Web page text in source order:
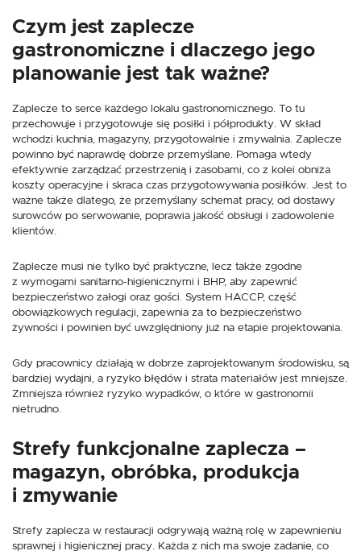
Czym jest zaplecze
gastronomiczne i dlaczego jego
planowanie jest tak ważne?
Zaplecze to serce każdego lokalu gastronomicznego. To tu
przechowuje i przygotowuje się posiłki i półprodukty. W skład
wchodzi kuchnia, magazyny, przygotowalnie i zmywalnia. Zaplecze
powinno być naprawdę dobrze przemyślane. Pomaga wtedy
efektywnie zarządzać przestrzenią i zasobami, co z kolei obniża
koszty operacyjne i skraca czas przygotowywania posiłków. Jest to
ważne także dlatego, że przemyślany schemat pracy, od dostawy
surowców po serwowanie, poprawia jakość obsługi i zadowolenie
klientów.
Zaplecze musi nie tylko być praktyczne, lecz także zgodne
z wymogami sanitarno-higienicznymi i BHP, aby zapewnić
bezpieczeństwo załogi oraz gości. System HACCP, część
obowiązkowych regulacji, zapewnia za to bezpieczeństwo
żywności i powinien być uwzględniony już na etapie projektowania.
Gdy pracownicy działają w dobrze zaprojektowanym środowisku, są
bardziej wydajni, a ryzyko błędów i strata materiałów jest mniejsze.
Zmniejsza również ryzyko wypadków, o które w gastronomii
nietrudno.
Strefy funkcjonalne zaplecza –
magazyn, obróbka, produkcja
i zmywanie
Strefy zaplecza w restauracji odgrywają ważną rolę w zapewnieniu
sprawnej i higienicznej pracy. Każda z nich ma swoje zadanie, co